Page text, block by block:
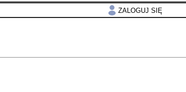
ZALOGUJ SIĘ